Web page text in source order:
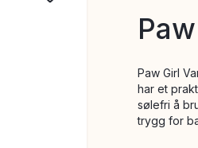
Paw Girl
har et
sølefri å
trygg for